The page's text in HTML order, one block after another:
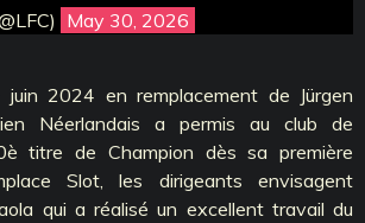
May 30, 2026
2024 en remplacement de Jürgen
Néerlandais a permis au club de
titre de Champion dès sa première
Slot, les dirigeants envisagent
qui a réalisé un excellent travail du